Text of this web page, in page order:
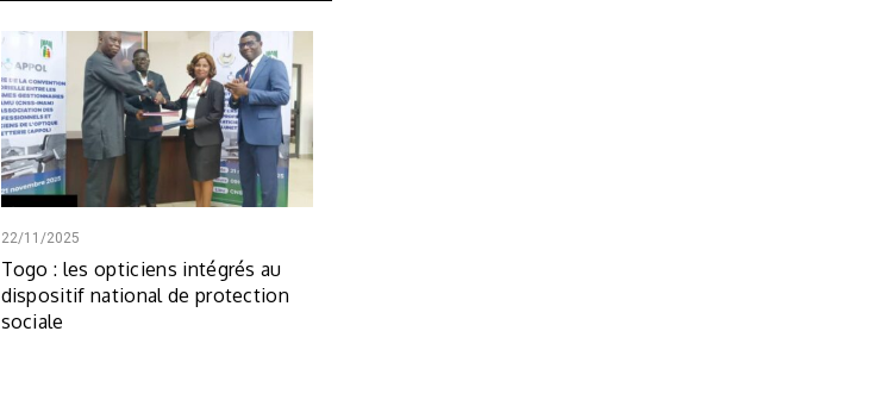
22/11/2025
Togo : les opticiens intégrés au
dispositif national de protection
sociale